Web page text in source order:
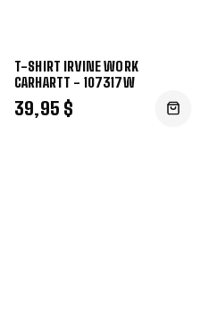
T-SHIRT IRVINE WORK
CARHARTT - 107317W
39,95 $